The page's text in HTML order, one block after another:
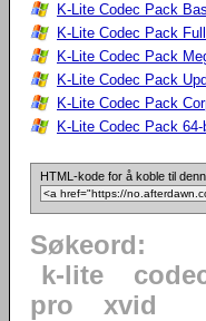
K-Lite Codec Pack
K-Lite Codec Pack Full
K-Lite Codec Pack
K-Lite Codec Pack
K-Lite Codec Pack
K-Lite Codec Pack 64-
HTML-kode for å koble til
Søkeord:
k-lite
pro
xvid